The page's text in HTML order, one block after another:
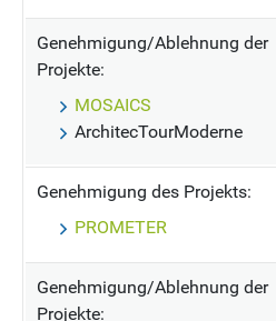
Genehmigung/Ablehnung der
Projekte:
MOSAICS
ArchitecTourModerne
Genehmigung des Projekts:
PROMETER
Genehmigung/Ablehnung der
Projekte: